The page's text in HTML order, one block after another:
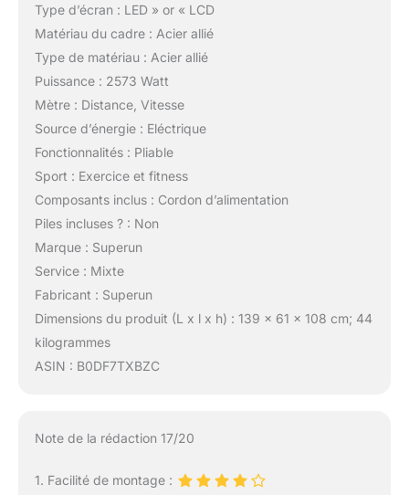
Type d’écran : LED » or « LCD
Matériau du cadre : Acier allié
Type de matériau : Acier allié
Puissance : 2573 Watt
Mètre : Distance, Vitesse
Source d’énergie : Eléctrique
Fonctionnalités : Pliable
Sport : Exercice et fitness
Composants inclus : Cordon d’alimentation
Piles incluses ? : Non
Marque : Superun
Service : Mixte
Fabricant : Superun
Dimensions du produit (L x l x h) : 139 x 61 x 108 cm; 44
kilogrammes
ASIN : B0DF7TXBZC
Note de la rédaction 17/20
1. Facilité de montage :